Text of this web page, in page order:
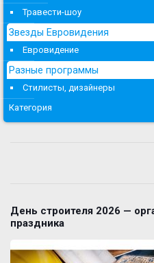
Травести-шоу
Звезды Евровидения
Евровидение
Разные программы
Стилисты, дизайнеры
Категория
День строителя 2026 —
праздника